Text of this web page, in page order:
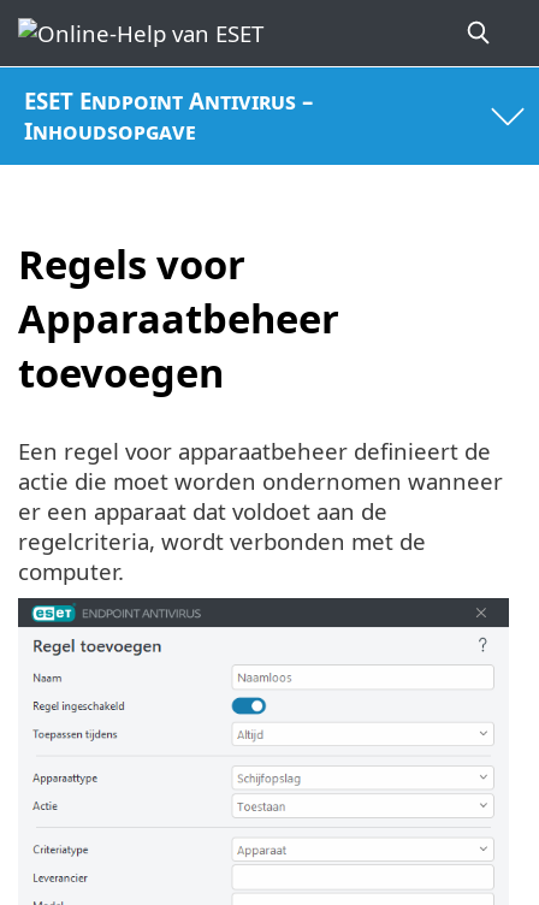
ESET Endpoint Antivirus –
Inhoudsopgave
Regels voor
Apparaatbeheer
toevoegen
Een regel voor apparaatbeheer definieert de
actie die moet worden ondernomen wanneer
er een apparaat dat voldoet aan de
regelcriteria, wordt verbonden met de
computer.